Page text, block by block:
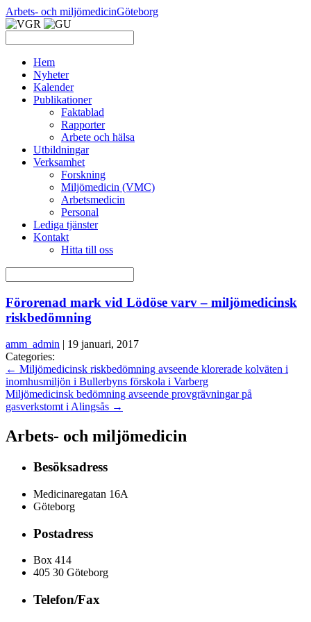
Arbets- och miljömedicinGöteborg
Hem
Nyheter
Kalender
Publikationer
Faktablad
Rapporter
Arbete och hälsa
Utbildningar
Verksamhet
Forskning
Miljömedicin (VMC)
Arbetsmedicin
Personal
Lediga tjänster
Kontakt
Hitta till oss
Förorenad mark vid Lödöse varv – miljömedicinsk
riskbedömning
amm_admin | 19 januari, 2017
Categories:
← Miljömedicinsk riskbedömning avseende klorerade kolväten i
inomhusmiljön i Bullerbyns förskola i Varberg
Miljömedicinsk bedömning avseende provgrävningar på
gasverkstomt i Alingsås →
Arbets- och miljömedicin
Besöksadress
Medicinaregatan 16A
Göteborg
Postadress
Box 414
405 30 Göteborg
Telefon/Fax